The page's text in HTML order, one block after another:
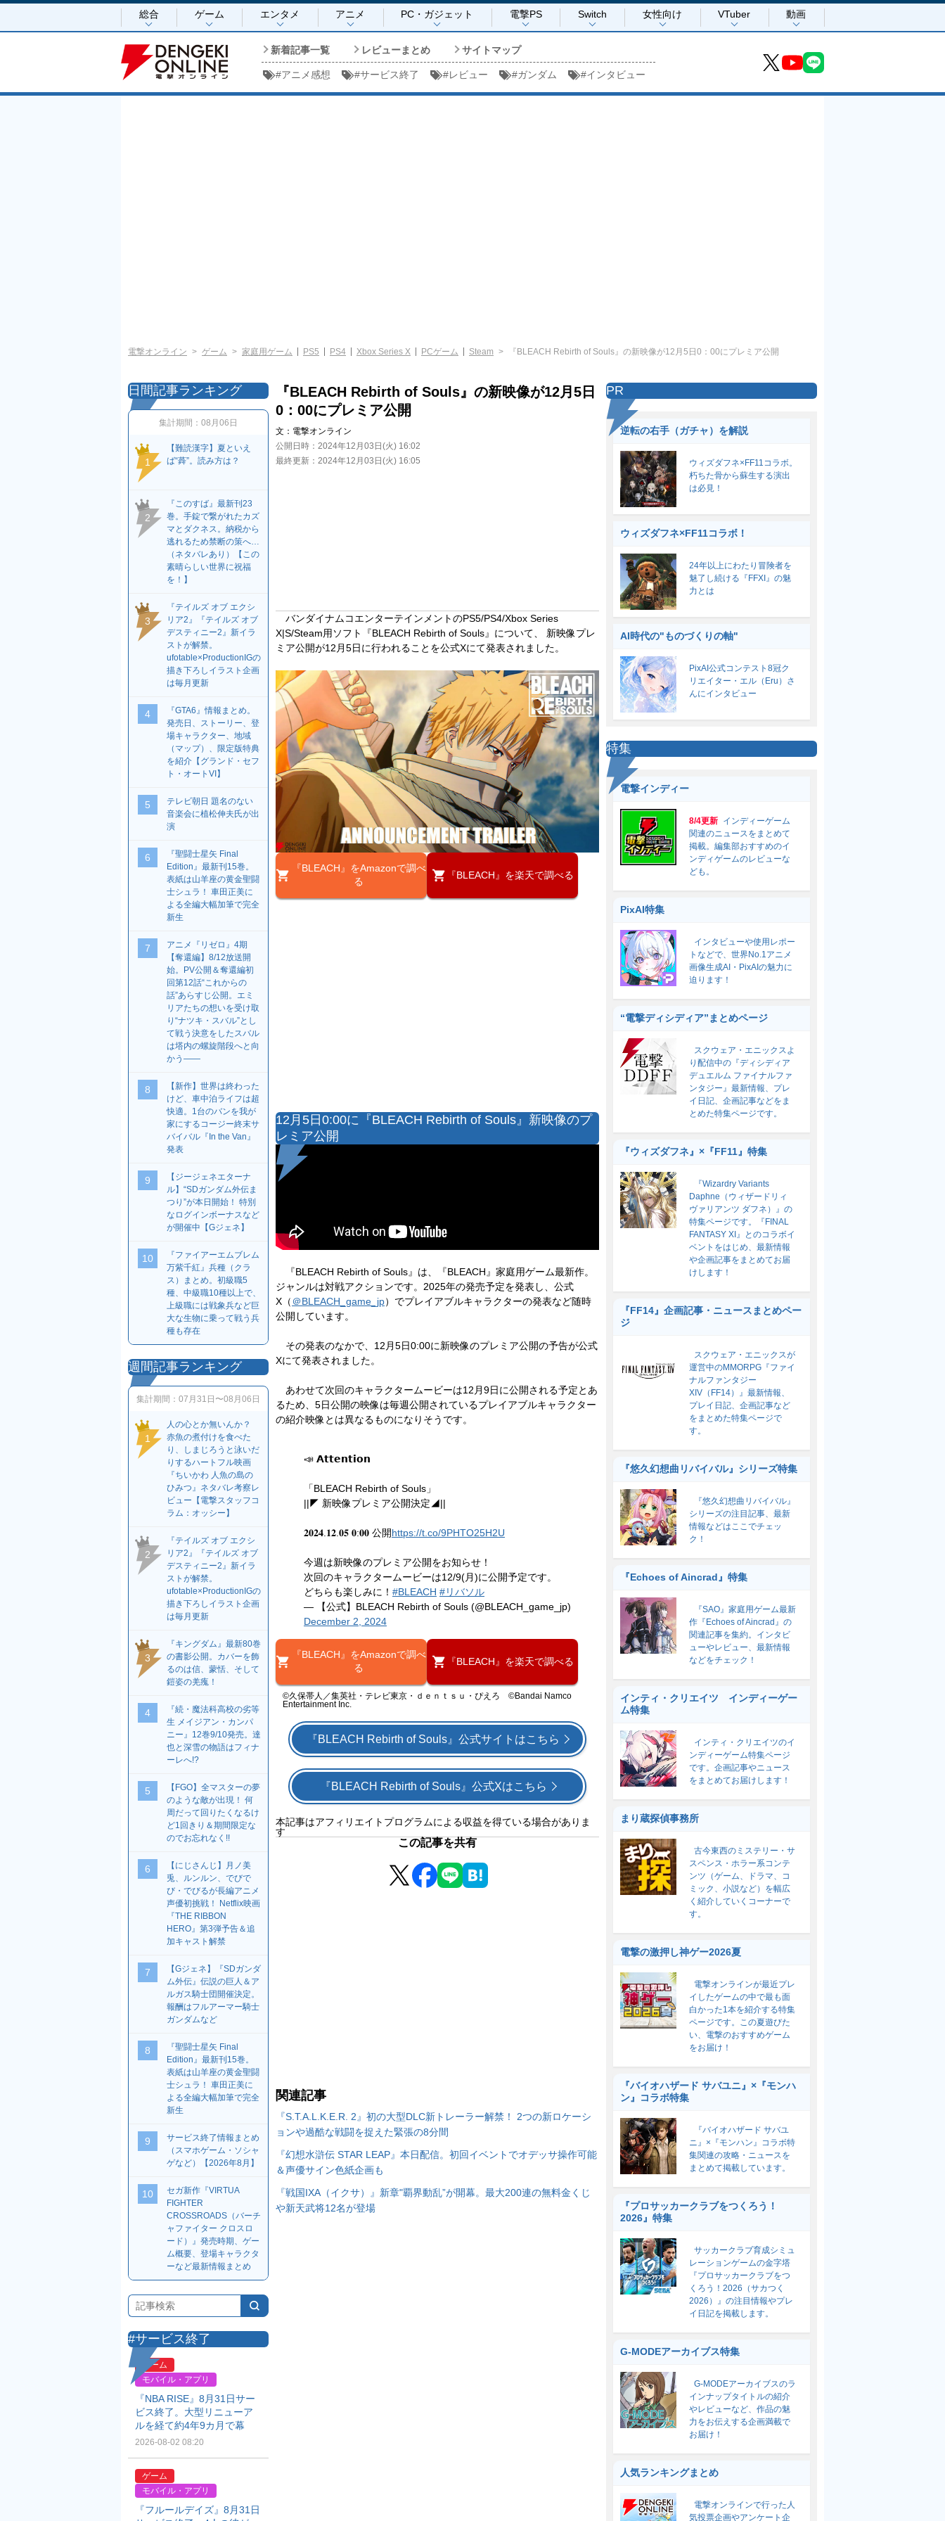
総合 ゲーム エンタメ アニメ PC・ガジェット 電撃PS Switch 女性向け VTuber 動画
新着記事一覧 レビューまとめ サイトマップ
#アニメ感想 #サービス終了 #レビュー #ガンダム #インタビュー
電撃オンライン ゲーム 家庭用ゲーム PS5 PS4 Xbox Series X PCゲーム Steam 『BLEACH Rebirth of Souls』の新映像が12月5日0：00にプレミア公開
『BLEACH Rebirth of Souls』の新映像が12月5日
0：00にプレミア公開
文： 電撃オンライン
公開日時： 2024年12月03日(火) 16:02
最終更新： 2024年12月03日(火) 16:05
バンダイナムコエンターテインメントのPS5/PS4/Xbox Series
X|S/Steam用ソフト『BLEACH Rebirth of Souls』について、 新映像プレ
ミア公開が12月5日に行われることを公式Xにて発表されました。
『BLEACH』をAmazonで調べ
る
『BLEACH』を楽天で調べる
12月5日0:00に『BLEACH Rebirth of Souls』新映像のプ
レミア公開
『BLEACH Rebirth of Souls』は、『BLEACH』家庭用ゲーム最新作。
ジャンルは対戦アクションです。2025年の発売予定を発表し、公式
X（ ＠BLEACH_game_jp）でプレイアブルキャラクターの発表など随時
公開しています。
その発表のなかで、12月5日0:00に新映像のプレミア公開の予告が公式
Xにて発表されました。
あわせて次回のキャラクタームービーは12月9日に公開される予定とあ
るため、5日公開の映像は毎週公開されているプレイアブルキャラクター
の紹介映像とは異なるものになりそうです。
📣 𝗔𝘁𝘁𝗲𝗻𝘁𝗶𝗼𝗻
「BLEACH Rebirth of Souls」
||◤ 新映像プレミア公開決定◢||
𝟐𝟎𝟐𝟒.𝟏𝟐.𝟎𝟓 𝟎:𝟎𝟎 公開https://t.co/9PHTO25H2U
今週は新映像のプレミア公開をお知らせ！
次回のキャラクタームービーは12/9(月)に公開予定です。
どちらも楽しみに！ #BLEACH #リバソル
— 【公式】BLEACH Rebirth of Souls (@BLEACH_game_jp)
December 2, 2024
『BLEACH』をAmazonで調べ
る
『BLEACH』を楽天で調べる
©久保帯人／集英社・テレビ東京・ｄｅｎｔｓｕ・ぴえろ ©Bandai Namco
Entertainment Inc.
『BLEACH Rebirth of Souls』公式サイトはこちら
『BLEACH Rebirth of Souls』公式Xはこちら
本記事はアフィリエイトプログラムによる収益を得ている場合がありま
す
この記事を共有
関連記事
『S.T.A.L.K.E.R. 2』初の大型DLC新トレーラー解禁！ 2つの新ロケーシ
ョンや過酷な戦闘を捉えた緊張の8分間
『幻想水滸伝 STAR LEAP』本日配信。初回イベントでオデッサ操作可能
＆声優サイン色紙企画も
『戦国IXA（イクサ）』新章"覇界動乱”が開幕。最大200連の無料金くじ
や新天武将12名が登場
日間記事ランキング
集計期間： 08月06日
1
【難読漢字】夏といえ
ば“蕣”。読み方は？
2
『このすば』最新刊23
巻。手錠で繋がれたカズ
マとダクネス。納税から
逃れるため禁断の策へ…
（ネタバレあり）【この
素晴らしい世界に祝福
を！】
3
『テイルズ オブ エクシ
リア2』『テイルズ オブ
デスティニー2』新イラ
ストが解禁。
ufotable×ProductionIGの
描き下ろしイラスト企画
は毎月更新
4
『GTA6』情報まとめ。
発売日、ストーリー、登
場キャラクター、地域
（マップ）、限定版特典
を紹介【グランド・セフ
ト・オートVI】
5
テレビ朝日 題名のない
音楽会に植松伸夫氏が出
演
6
『聖闘士星矢 Final
Edition』最新刊15巻。
表紙は山羊座の黄金聖闘
士シュラ！ 車田正美に
よる全編大幅加筆で完全
新生
7
アニメ『リゼロ』4期
【奪還編】8/12放送開
始。PV公開＆奪還編初
回第12話“これからの
話”あらすじ公開。エミ
リアたちの想いを受け取
り“ナツキ・スバル”とし
て戦う決意をしたスバル
は塔内の螺旋階段へと向
かう――
8
【新作】世界は終わった
けど、車中泊ライフは超
快適。1台のバンを我が
家にするコージー終末サ
バイバル『In the Van』
発表
9
【ジージェネエターナ
ル】“SDガンダム外伝ま
つり”が本日開始！ 特別
なログインボーナスなど
が開催中【Gジェネ】
10
『ファイアーエムブレム
万紫千紅』兵種（クラ
ス）まとめ。初級職5
種、中級職10種以上で、
上級職には戦象兵など巨
大な生物に乗って戦う兵
種も存在
週間記事ランキング
集計期間： 07月31日〜08月06日
1
人の心とか無いんか？
赤魚の煮付けを食べた
り、しまじろうと泳いだ
りするハートフル映画
『ちいかわ 人魚の島の
ひみつ』ネタバレ考察レ
ビュー【電撃スタッフコ
ラム：オッシー】
2
『テイルズ オブ エクシ
リア2』『テイルズ オブ
デスティニー2』新イラ
ストが解禁。
ufotable×ProductionIGの
描き下ろしイラスト企画
は毎月更新
3
『キングダム』最新80巻
の書影公開。カバーを飾
るのは信、蒙恬、そして
鎧姿の羌瘣！
4
『続・魔法科高校の劣等
生 メイジアン・カンパ
ニー』12巻9/10発売。達
也と深雪の物語はフィナ
ーレへ!?
5
【FGO】全マスターの夢
のような敵が出現！ 何
周だって回りたくなるけ
ど1回きり＆期間限定な
のでお忘れなく!!
6
【にじさんじ】月ノ美
兎、ルンルン、でびで
び・でびるが長編アニメ
声優初挑戦！ Netflix映画
『THE RIBBON
HERO』第3弾予告＆追
加キャスト解禁
7
【Gジェネ】『SDガンダ
ム外伝』伝説の巨人＆ア
ルガス騎士団開催決定。
報酬はフルアーマー騎士
ガンダムなど
8
『聖闘士星矢 Final
Edition』最新刊15巻。
表紙は山羊座の黄金聖闘
士シュラ！ 車田正美に
よる全編大幅加筆で完全
新生
9
サービス終了情報まとめ
（スマホゲーム・ソシャ
ゲなど）【2026年8月】
10
セガ新作『VIRTUA
FIGHTER
CROSSROADS（バーチ
ャファイター クロスロ
ード）』発売時期、ゲー
ム概要、登場キャラクタ
ーなど最新情報まとめ
#サービス終了
ゲーム
モバイル・アプリ
『NBA RISE』8月31日サー
ビス終了。大型リニューア
ルを経て約4年9カ月で幕
2026-08-02 08:20
ゲーム
モバイル・アプリ
『フルールデイズ』8月31日
PR
逆転の右手（ガチャ）を解説
ウィズダフネ×FF11コラボ。
朽ちた骨から蘇生する演出
は必見！
ウィズダフネ×FF11コラボ！
24年以上にわたり冒険者を
魅了し続ける『FFXI』の魅
力とは
AI時代の"ものづくりの軸"
PixAI公式コンテスト8冠ク
リエイター・エル（Eru）さ
んにインタビュー
特集
電撃インディー
8/4更新 インディーゲーム
関連のニュースをまとめて
掲載。編集部おすすめのイ
ンディゲームのレビューな
ども。
PixAI特集
インタビューや使用レポー
トなどで、世界No.1アニメ
画像生成AI・PixAIの魅力に
迫ります！
“電撃ディシディア”まとめページ
スクウェア・エニックスよ
り配信中の『ディシディア
デュエルム ファイナルファ
ンタジー』最新情報、プレ
イ日記、企画記事などをま
とめた特集ページです。
『ウィズダフネ』×『FF11』特集
『Wizardry Variants
Daphne（ウィザードリィ
ヴァリアンツ ダフネ）』の
特集ページです。『FINAL
FANTASY XI』とのコラボイ
ベントをはじめ、最新情報
や企画記事をまとめてお届
けします！
『FF14』企画記事・ニュースまとめペー
ジ
スクウェア・エニックスが
運営中のMMORPG『ファイ
ナルファンタジー
XIV（FF14）』最新情報、
プレイ日記、企画記事など
をまとめた特集ページで
す。
『悠久幻想曲リバイバル』シリーズ特集
『悠久幻想曲リバイバル』
シリーズの注目記事、最新
情報などはここでチェッ
ク！
『Echoes of Aincrad』特集
『SAO』家庭用ゲーム最新
作『Echoes of Aincrad』の
関連記事を集約。インタビ
ューやレビュー、最新情報
などをチェック！
インティ・クリエイツ インディーゲー
ム特集
インティ・クリエイツのイ
ンディーゲーム特集ページ
です。企画記事やニュース
をまとめてお届けします！
まり蔵探偵事務所
古今東西のミステリー・サ
スペンス・ホラー系コンテ
ンツ（ゲーム、ドラマ、コ
ミック、小説など）を幅広
く紹介していくコーナーで
す。
電撃の激押し神ゲー2026夏
電撃オンラインが最近プレ
イしたゲームの中で最も面
白かった1本を紹介する特集
ページです。この夏遊びた
い、電撃のおすすめゲーム
をお届け！
『バイオハザード サバユニ』×『モンハ
ン』コラボ特集
『バイオハザード サバユ
ニ』×『モンハン』コラボ特
集関連の攻略・ニュースを
まとめて掲載しています。
『プロサッカークラブをつくろう！
2026』特集
サッカークラブ育成シミュ
レーションゲームの金字塔
『プロサッカークラブをつ
くろう！2026（サカつく
2026）』の注目情報やプレ
イ日記を掲載します。
G-MODEアーカイブス特集
G-MODEアーカイブスのラ
インナップタイトルの紹介
やレビューなど、作品の魅
力をお伝えする企画満載で
お届け！
人気ランキングまとめ
電撃オンラインで行った人
気投票企画やアンケート企